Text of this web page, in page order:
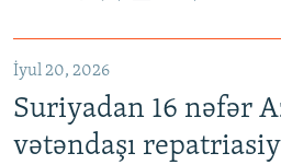
Auto
İyul 20, 2026
Suriyadan 16 nəfər
vətəndaşı